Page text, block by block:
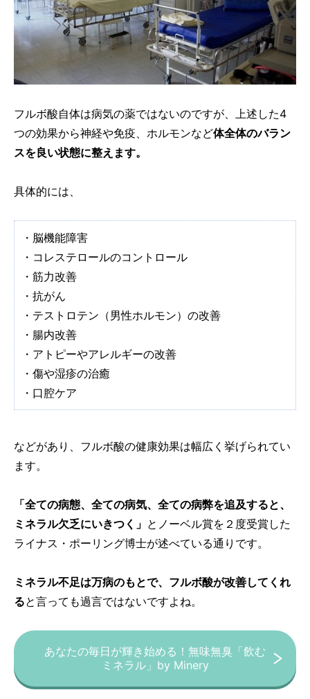
フルボ酸自体は病気の薬ではないのですが、上述した4
つの効果から神経や免疫、ホルモンなど体全体のバラン
スを良い状態に整えます。
具体的には、
・脳機能障害
・コレステロールのコントロール
・筋力改善
・抗がん
・テストロテン（男性ホルモン）の改善
・腸内改善
・アトピーやアレルギーの改善
・傷や湿疹の治癒
・口腔ケア
などがあり、フルボ酸の健康効果は幅広く挙げられてい
ます。
「全ての病態、全ての病気、全ての病弊を追及すると、
ミネラル欠乏にいきつく」 とノーベル賞を２度受賞した
ライナス・ポーリング博士が述べている通りです。
ミネラル不足は万病のもとで、フルボ酸が改善してくれ
ると言っても過言ではないですよね。
あなたの毎日が輝き始める！無味無臭「飲む
ミネラル」by Minery